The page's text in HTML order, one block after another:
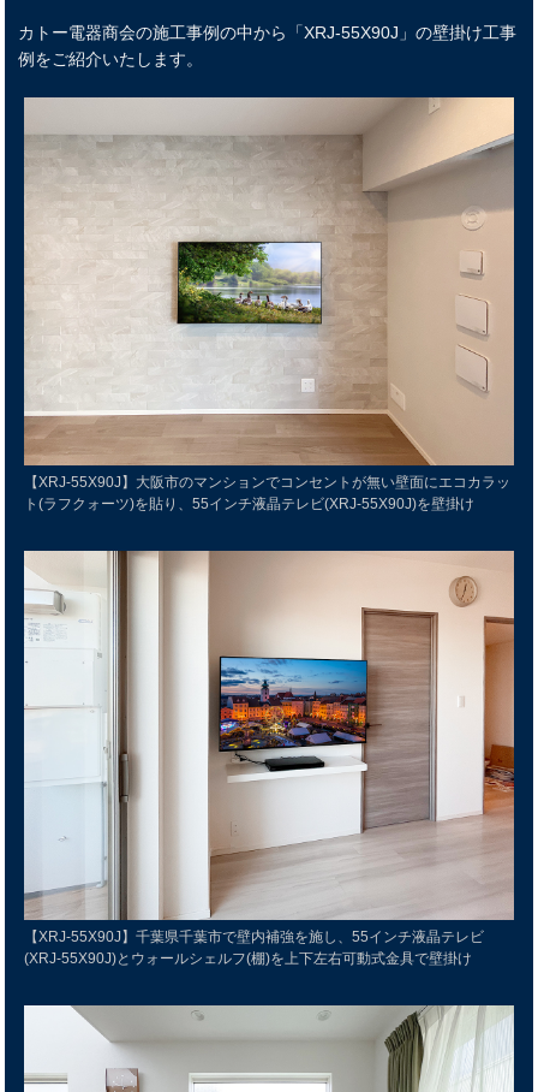
カトー電器商会の施工事例の中から「XRJ-55X90J」の壁掛け工事
例をご紹介いたします。
【XRJ-55X90J】大阪市のマンションでコンセントが無い壁面にエコカラッ
ト(ラフクォーツ)を貼り、55インチ液晶テレビ(XRJ-55X90J)を壁掛け
【XRJ-55X90J】千葉県千葉市で壁内補強を施し、55インチ液晶テレビ
(XRJ-55X90J)とウォールシェルフ(棚)を上下左右可動式金具で壁掛け